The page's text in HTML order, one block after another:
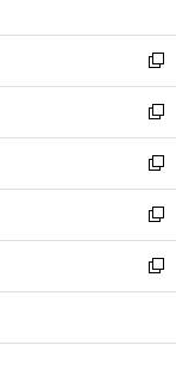
開
く
ウ
で
開
く
ン
ド
ウ
で
開
く
ウ
ィ
ン
ド
ウ
で
開
く
新
し
い
ウ
ィ
ン
ド
ウ
で
開
新
し
い
ウ
ィ
ン
ド
ウ
開
新
し
い
ウ
ィ
ン
ウ
新
し
い
ウ
ン
新
し
ウ